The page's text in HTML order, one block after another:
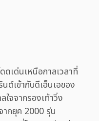
เด่นเหนือกาลเวลาที่
ต์เข้ากับดีเอ็นเอของ
จจากรองเท้าวิ่ง
กยุค 2000 รุ่น